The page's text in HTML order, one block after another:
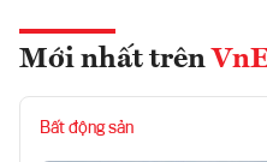
Mới nhất trên
Bất động sản